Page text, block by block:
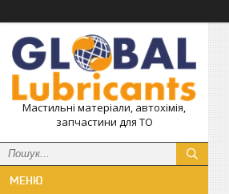
Мастильні матеріали, автохімія,
запчастини для ТО